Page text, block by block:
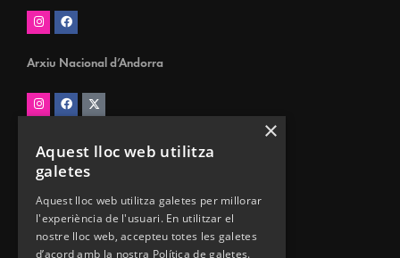
Arxiu Nacional d’Andorra
Biblioteca Nacional d’Andorra
Museus d’Andorra
×
Aquest lloc web utilitza
galetes
Aquest lloc web utilitza galetes per millorar
l'experiència de l'usuari. En utilitzar el
nostre lloc web, accepteu totes les galetes
d’acord amb la nostra Política de galetes.